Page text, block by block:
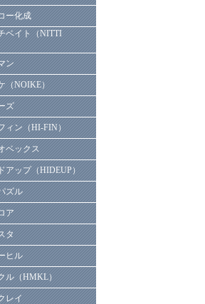
ー化成
ベイト（NITTI
ン
（NOIKE）
ズ
ィン（HI-FIN）
ベックス
アップ（HIDEUP）
ズル
ア
タ
ヒル
ル（HMKL）
レイ